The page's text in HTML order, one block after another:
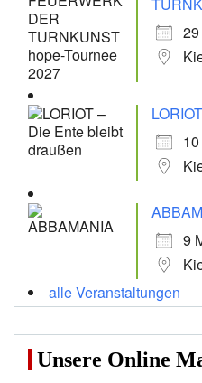
9
alle Veranstaltungen
Unsere Online